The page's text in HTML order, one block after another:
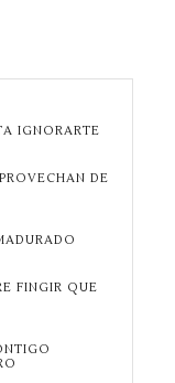
IGNORARTE
DE
FINGIR QUE